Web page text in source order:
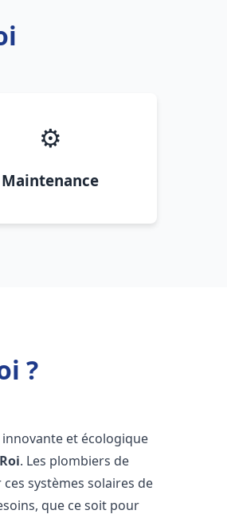
⚙️
Maintenance
?
et écologique
. Les plombiers de
systèmes solaires de
que ce soit pour